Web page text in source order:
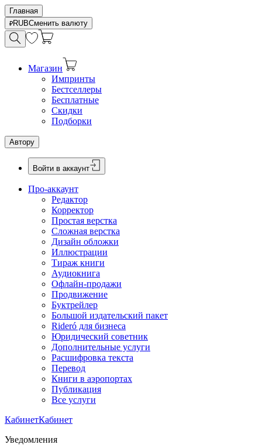
Главная
RUBСменить валюту
Магазин
Импринты
Бестселлеры
Бесплатные
Скидки
Подборки
Автору
Войти в аккаунт
Про-аккаунт
Редактор
Корректор
Простая верстка
Сложная верстка
Дизайн обложки
Иллюстрации
Тираж книги
Аудиокнига
Офлайн-продажи
Продвижение
Буктрейлер
Большой издательский пакет
Rideró для бизнеса
Юридический советник
Дополнительные услуги
Расшифровка текста
Перевод
Книги в аэропортах
Публикация
Все услуги
КабинетКабинет
Уведомления